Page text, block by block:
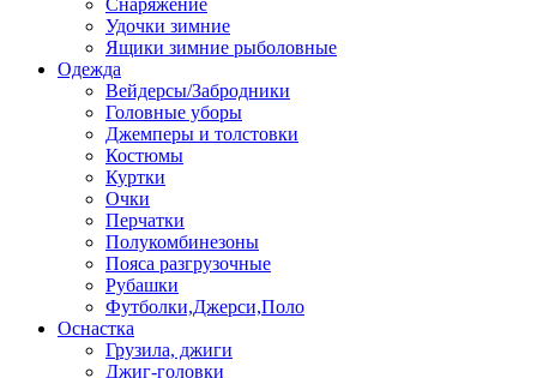
Снаряжение
Удочки зимние
Ящики зимние рыболовные
Одежда
Вейдерсы/Забродники
Головные уборы
Джемперы и толстовки
Костюмы
Куртки
Очки
Перчатки
Полукомбинезоны
Пояса разгрузочные
Рубашки
Футболки,Джерси,Поло
Оснастка
Грузила, джиги
Джиг-головки